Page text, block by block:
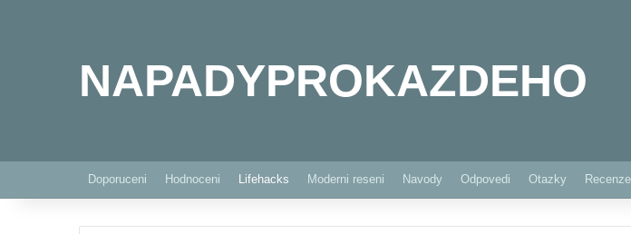
NAPADYPROKAZDEHO
Doporuceni Hodnoceni Lifehacks Moderni reseni Navody Odpovedi Otazky Recenze